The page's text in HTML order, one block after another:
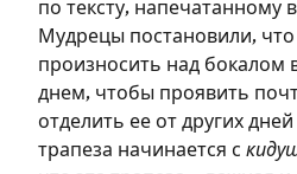
по тексту, напечатанному
Мудрецы постановили, что
произносить над бокалом
днем, чтобы проявить
отделить ее от других
трапеза начинается с
на сайте